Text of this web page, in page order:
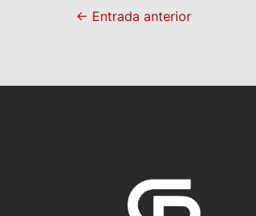
← Entrada anterior